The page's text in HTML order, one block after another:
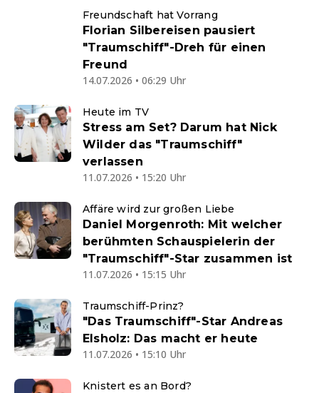
Freundschaft hat Vorrang
Florian Silbereisen pausiert
"Traumschiff"-Dreh für einen
Freund
14.07.2026 • 06:29 Uhr
Heute im TV
Stress am Set? Darum hat Nick
Wilder das "Traumschiff"
verlassen
11.07.2026 • 15:20 Uhr
Affäre wird zur großen Liebe
Daniel Morgenroth: Mit welcher
berühmten Schauspielerin der
"Traumschiff"-Star zusammen ist
11.07.2026 • 15:15 Uhr
Traumschiff-Prinz?
"Das Traumschiff"-Star Andreas
Elsholz: Das macht er heute
11.07.2026 • 15:10 Uhr
Knistert es an Bord?